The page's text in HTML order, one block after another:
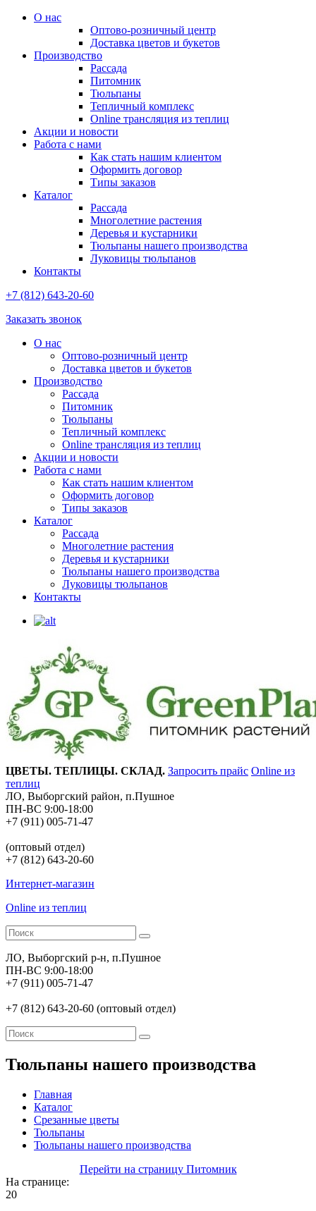
О нас
Оптово-розничный центр
Доставка цветов и букетов
Производство
Рассада
Питомник
Тюльпаны
Тепличный комплекс
Online трансляция из теплиц
Акции и новости
Работа с нами
Как стать нашим клиентом
Оформить договор
Типы заказов
Каталог
Рассада
Многолетние растения
Деревья и кустарники
Тюльпаны нашего производства
Луковицы тюльпанов
Контакты
+7 (812) 643-20-60
Заказать звонок
О нас
Оптово-розничный центр
Доставка цветов и букетов
Производство
Рассада
Питомник
Тюльпаны
Тепличный комплекс
Online трансляция из теплиц
Акции и новости
Работа с нами
Как стать нашим клиентом
Оформить договор
Типы заказов
Каталог
Рассада
Многолетние растения
Деревья и кустарники
Тюльпаны нашего производства
Луковицы тюльпанов
Контакты
ЦВЕТЫ. ТЕПЛИЦЫ. СКЛАД. Запросить прайс Online из
теплиц
ЛО, Выборгский район, п.Пушное
ПН-ВС 9:00-18:00
+7 (911) 005-71-47
(оптовый отдел)
+7 (812) 643-20-60
Интернет-магазин
Online из теплиц
ЛО, Выборгский р-н, п.Пушное
ПН-ВС 9:00-18:00
+7 (911) 005-71-47
+7 (812) 643-20-60 (оптовый отдел)
Тюльпаны нашего производства
Главная
Каталог
Срезанные цветы
Тюльпаны
Тюльпаны нашего производства
Перейти на страницу Питомник
На странице:
20